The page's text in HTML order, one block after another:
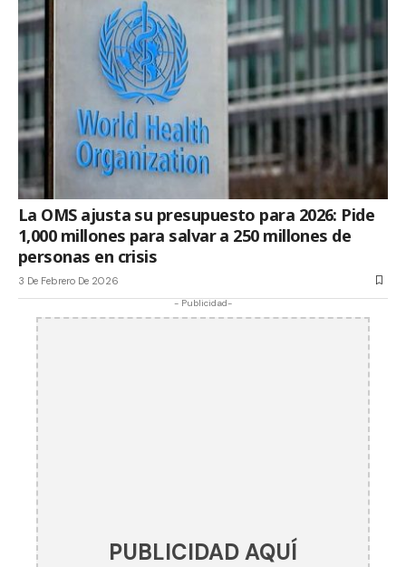
La OMS ajusta su presupuesto para 2026: Pide
1,000 millones para salvar a 250 millones de
personas en crisis
3 De Febrero De 2026
- Publicidad-
PUBLICIDAD AQUÍ